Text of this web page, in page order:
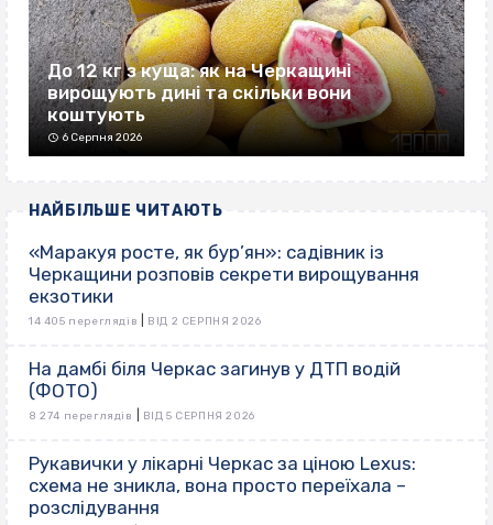
До 12 кг з куща: як на Черкащині
вирощують дині та скільки вони
коштують
6 Серпня 2026
НАЙБІЛЬШЕ ЧИТАЮТЬ
«Маракуя росте, як бур’ян»: садівник із
Черкащини розповів секрети вирощування
екзотики
14 405 переглядів ВІД 2 СЕРПНЯ 2026
На дамбі біля Черкас загинув у ДТП водій
(ФОТО)
8 274 переглядів ВІД 5 СЕРПНЯ 2026
Рукавички у лікарні Черкас за ціною Lexus:
схема не зникла, вона просто переїхала –
розслідування